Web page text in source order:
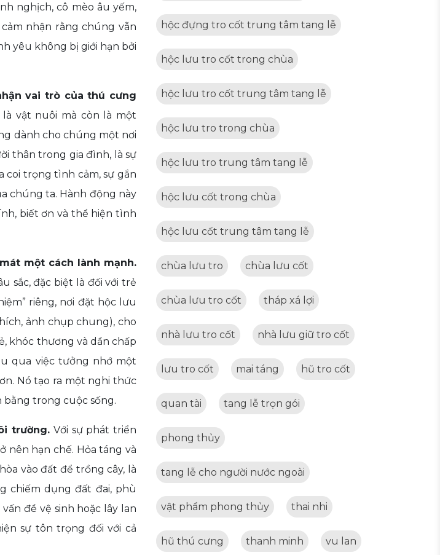
nghịch, cô mèo âu yếm,
nhận rằng chúng vẫn
yêu không bị giới hạn bởi
vai trò của thú cưng
vật nuôi mà còn là một
dành cho chúng một nơi
thân trong gia đình, là sự
coi trọng tình cảm, sự gắn
chúng ta. Hành động này
biết ơn và thể hiện tình
một cách lành mạnh.
sắc, đặc biệt là đối với trẻ
riêng, nơi đặt hộc lưu
ảnh chụp chung), cho
khóc thương và dần chấp
qua việc tưởng nhớ một
Nó tạo ra một nghi thức
bằng trong cuộc sống.
trường. Với sự phát triển
nên hạn chế. Hỏa táng và
vào đất để trồng cây, là
chiếm dụng đất đai, phù
đề vệ sinh hoặc lây lan
sự tôn trọng đối với cả
hộc đựng tro cốt trung tâm tang lễ
hộc lưu tro cốt trong chùa
hộc lưu tro cốt trung tâm tang lễ
hộc lưu tro trong chùa
hộc lưu tro trung tâm tang lễ
hộc lưu cốt trong chùa
hộc lưu cốt trung tâm tang lễ
chùa lưu tro chùa lưu cốt
chùa lưu tro cốt tháp xá lợi
nhà lưu tro cốt nhà lưu giữ tro cốt
lưu tro cốt mai táng hũ tro cốt
quan tài tang lễ trọn gói
phong thủy
tang lễ cho người nước ngoài
vật phẩm phong thủy thai nhi
hũ thú cưng thanh minh vu lan